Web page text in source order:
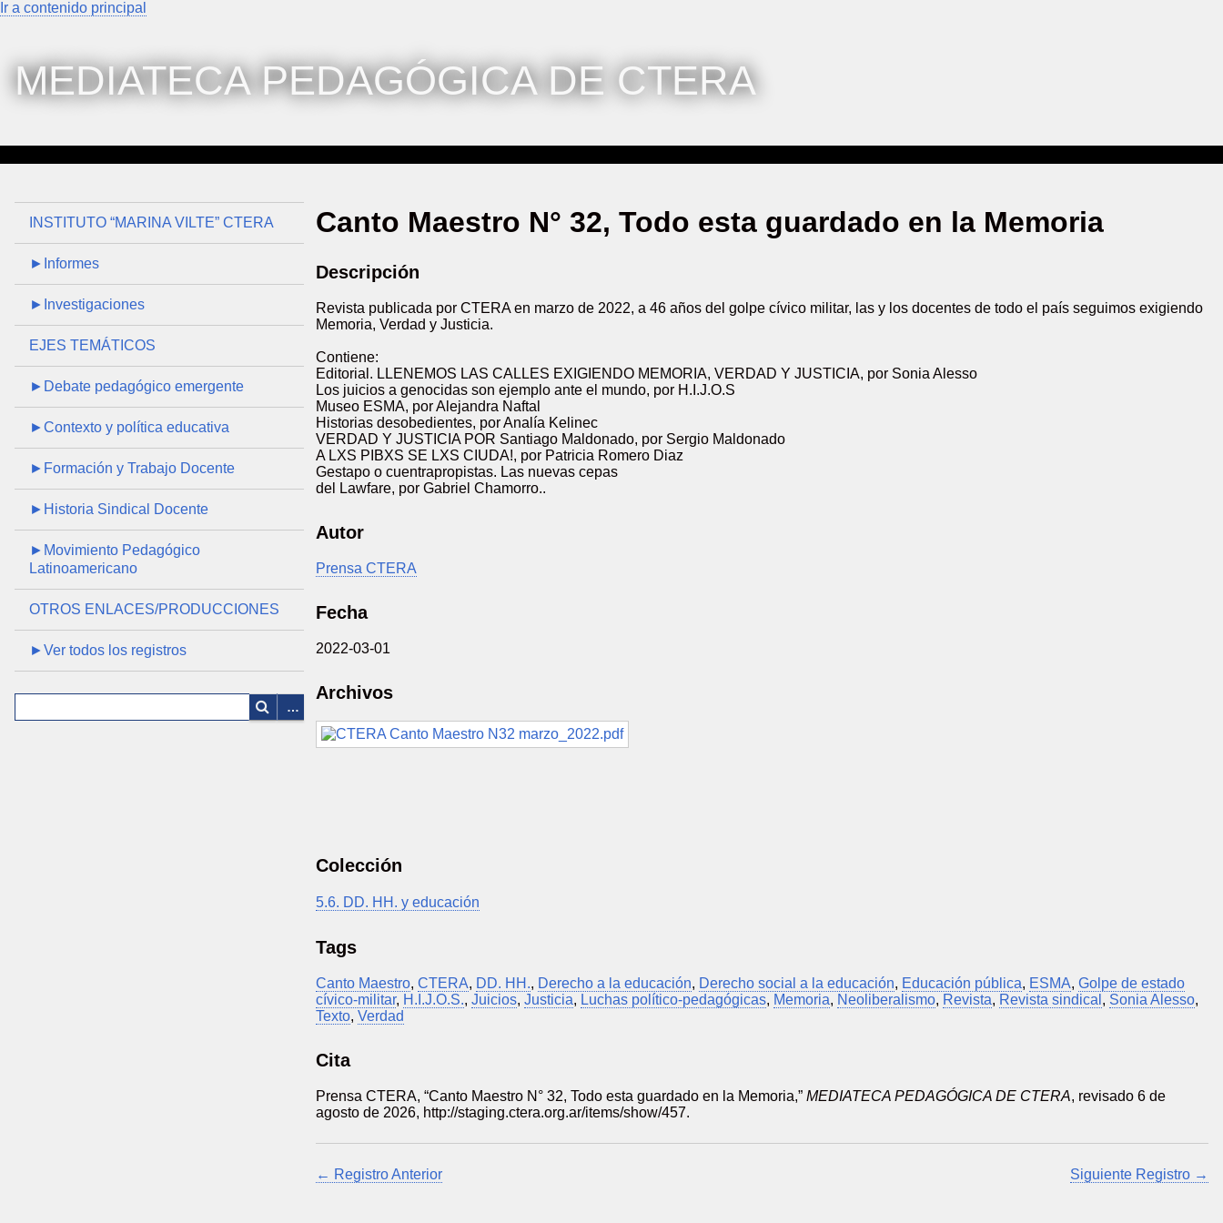
Ir a contenido principal
MEDIATECA PEDAGÓGICA DE CTERA
INSTITUTO “MARINA VILTE” CTERA
►Informes
►Investigaciones
EJES TEMÁTICOS
►Debate pedagógico emergente
►Contexto y política educativa
►Formación y Trabajo Docente
►Historia Sindical Docente
►Movimiento Pedagógico
Latinoamericano
OTROS ENLACES/PRODUCCIONES
►Ver todos los registros
Canto Maestro N° 32, Todo esta guardado en la Memoria
Descripción
Revista publicada por CTERA en marzo de 2022, a 46 años del golpe cívico militar, las y los docentes de todo el país seguimos exigiendo
Memoria, Verdad y Justicia.
Contiene:
Editorial. LLENEMOS LAS CALLES EXIGIENDO MEMORIA, VERDAD Y JUSTICIA, por Sonia Alesso
Los juicios a genocidas son ejemplo ante el mundo, por H.I.J.O.S
Museo ESMA, por Alejandra Naftal
Historias desobedientes, por Analía Kelinec
VERDAD Y JUSTICIA POR Santiago Maldonado, por Sergio Maldonado
A LXS PIBXS SE LXS CIUDA!, por Patricia Romero Diaz
Gestapo o cuentrapropistas. Las nuevas cepas
del Lawfare, por Gabriel Chamorro..
Autor
Prensa CTERA
Fecha
2022-03-01
Archivos
Colección
5.6. DD. HH. y educación
Tags
Canto Maestro,CTERA, DD. HH., Derecho a la educación, Derecho social a la educación, Educación pública, ESMA,Golpe de estado
cívico-militar, H.I.J.O.S.,Juicios,Justicia, Luchas político-pedagógicas, Memoria, Neoliberalismo, Revista, Revista sindical , Sonia Alesso,
Texto,Verdad
Cita
Prensa CTERA, “Canto Maestro N° 32, Todo esta guardado en la Memoria,”MEDIATECA PEDAGÓGICA DE CTERA, revisado 6 de
agosto de 2026, http://staging.ctera.org.ar/items/show/457.
← Registro Anterior Siguiente Registro →